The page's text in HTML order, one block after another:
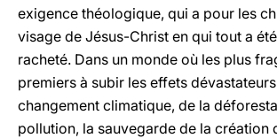
exigence théologique, qui a pour les
visage de Jésus-Christ en qui tout a
racheté. Dans un monde où les plus
premiers à subir les effets
changement climatique, de la
pollution, la sauvegarde de la création